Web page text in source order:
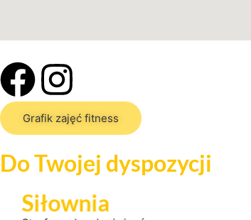
Grafik zajęć fitness
Do Twojej dyspozycji
Siłownia